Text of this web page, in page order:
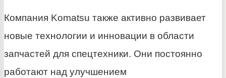
Компания Komatsu также активно развивает
новые технологии и инновации в области
запчастей для спецтехники. Они постоянно
работают над улучшением